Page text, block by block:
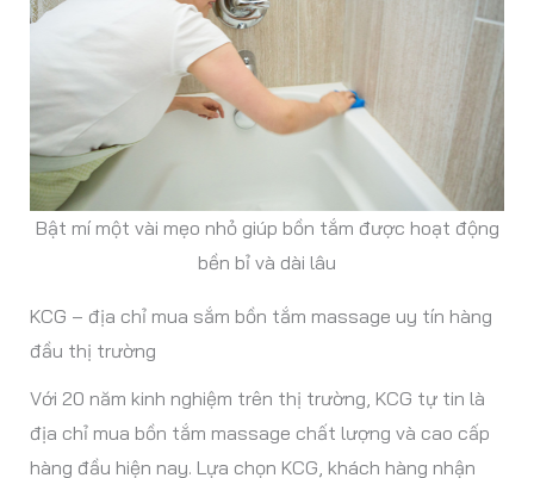
Bật mí một vài mẹo nhỏ giúp bồn tắm được hoạt động
bền bỉ và dài lâu
KCG – địa chỉ mua sắm bồn tắm massage uy tín hàng
đầu thị trường
Với 20 năm kinh nghiệm trên thị trường, KCG tự tin là
địa chỉ mua bồn tắm massage chất lượng và cao cấp
hàng đầu hiện nay. Lựa chọn KCG, khách hàng nhận